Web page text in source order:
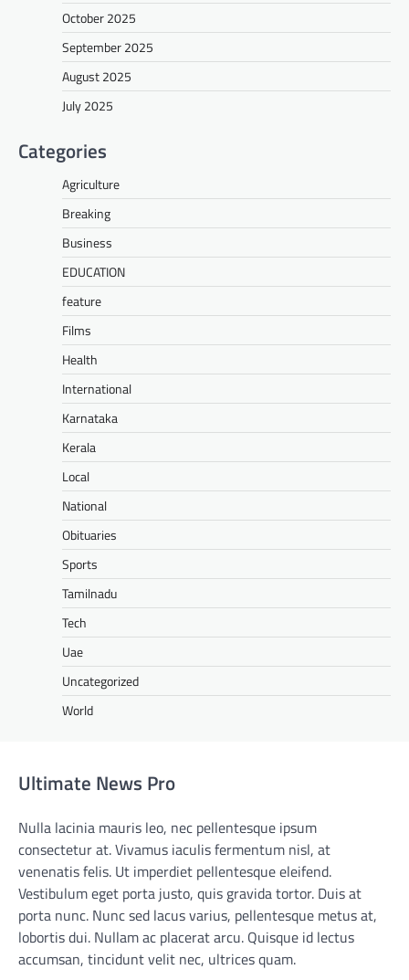
October 2025
September 2025
August 2025
July 2025
Categories
Agriculture
Breaking
Business
EDUCATION
feature
Films
Health
International
Karnataka
Kerala
Local
National
Obituaries
Sports
Tamilnadu
Tech
Uae
Uncategorized
World
Ultimate News Pro
Nulla lacinia mauris leo, nec pellentesque ipsum
consectetur at. Vivamus iaculis fermentum nisl, at
venenatis felis. Ut imperdiet pellentesque eleifend.
Vestibulum eget porta justo, quis gravida tortor. Duis at
porta nunc. Nunc sed lacus varius, pellentesque metus at,
lobortis dui. Nullam ac placerat arcu. Quisque id lectus
accumsan, tincidunt velit nec, ultrices quam.